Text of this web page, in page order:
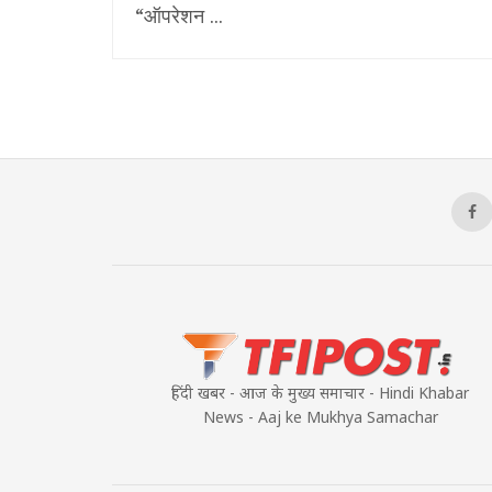
“ऑपरेशन ...
हिंदी खबर - आज के मुख्य समाचार - Hindi Khabar
News - Aaj ke Mukhya Samachar